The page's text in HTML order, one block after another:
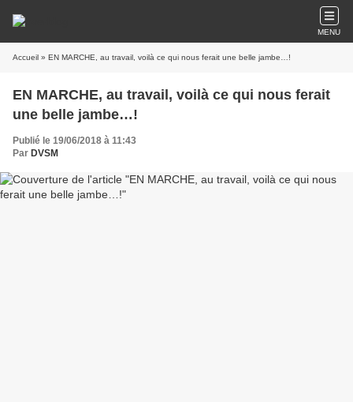
MENU
Accueil » EN MARCHE, au travail, voilà ce qui nous ferait une belle jambe…!
EN MARCHE, au travail, voilà ce qui nous ferait
une belle jambe…!
Publié le 19/06/2018 à 11:43
Par DVSM